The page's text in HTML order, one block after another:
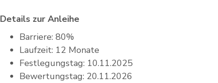
Details zur Anleihe
Barriere: 80%
Laufzeit: 12 Monate
Festlegungstag: 10.11.2025
Bewertungstag: 20.11.2026